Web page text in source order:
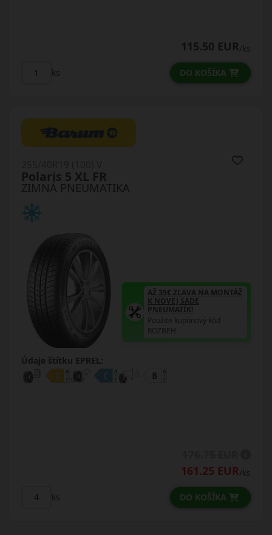
115.50 EUR/ks
ks DO KOŠÍKA
ZIMNÁ PNEUMATIKA
Polaris 5 XL FR
AŽ 35€ ZĽAVA NA MONTÁŽ
K NOVEJ SADE
PNEUMATÍK!
Použite kupónový kód
ROZBEH
Údaje štítku EPREL:
161.25 EUR/ks
ks DO KOŠÍKA